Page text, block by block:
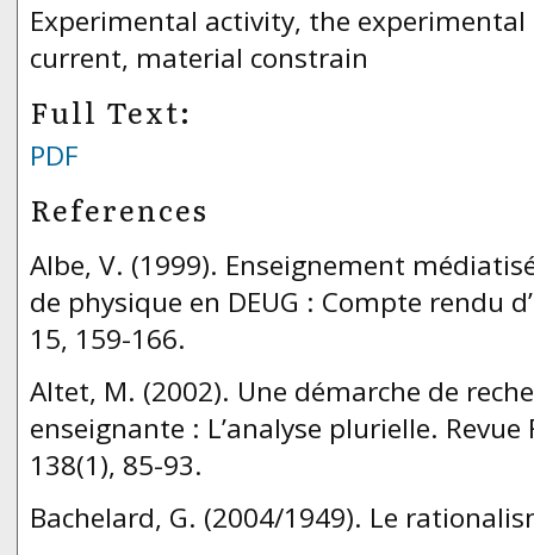
Experimental activity, the
current, material constrain
Full Text:
PDF
References
Albe, V. (1999). Enseignement
de physique en DEUG : Compte rendu
15, 159-166.
Altet, M. (2002). Une démarche de
enseignante : L’analyse plurielle.
138(1), 85-93.
Bachelard, G. (2004/1949). Le